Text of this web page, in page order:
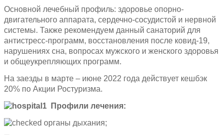
Основной лечебный профиль: здоровье опорно-
двигательного аппарата, сердечно-сосудистой и нервной
системы. Также рекомендуем данный санаторий для
антистресс-программ, восстановления после ковид-19,
нарушениях сна, вопросах мужского и женского здоровья
и общеукрепляющих программ.
На заезды в марте – июне 2022 года действует кешбэк
20% по Акции Ростуризма.
Профили лечения:
органы дыхания;